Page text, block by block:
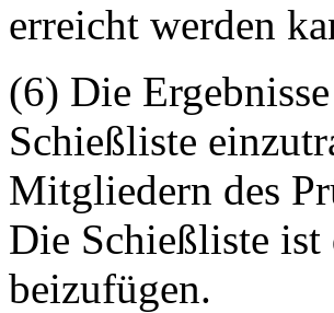
erreicht werden
(6) Die
Schießliste
Mitgliedern des
Die Schießliste
beizufügen.